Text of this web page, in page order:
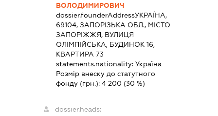
ВОЛОДИМИРОВИЧ
dossier.founderAddressУКРАЇНА,
69104, ЗАПОРІЗЬКА ОБЛ., МІСТО
ЗАПОРІЖЖЯ, ВУЛИЦЯ
ОЛІМПІЙСЬКА, БУДИНОК 16,
КВАРТИРА 73
statements.nationality:Україна
Розмір внеску до статутного
фонду (грн.):4 200 (30 %)
dossier.heads: